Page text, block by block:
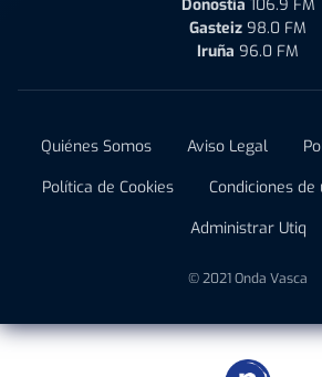
Donostia 106.9 FM
Gasteiz 98.0 FM
Iruña 96.0 FM
Quiénes Somos Aviso Legal
Política de Cookies
Condiciones
Administrar Utiq
© 2021 Onda Vasca